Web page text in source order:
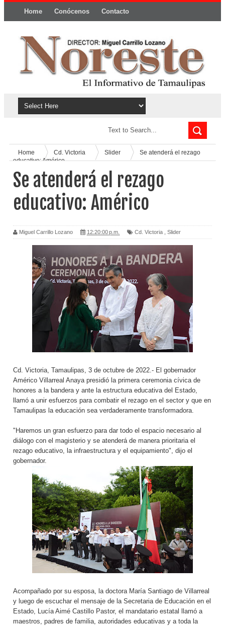
Home Conócenos Contacto
Home Cd. Victoria Slider
Se atenderá el rezago
educativo: Américo
Se atenderá el rezago
educativo: Américo
Miguel Carrillo Lozano 12:20:00 p.m. Cd. Victoria Slider
Cd. Victoria, Tamaulipas, 3 de octubre de 2022.- El gobernador
Américo Villarreal Anaya presidió la primera ceremonia cívica de
honores a la bandera y ante la estructura educativa del Estado,
llamó a unir esfuerzos para combatir el rezago en el sector y que en
Tamaulipas la educación sea verdaderamente transformadora.
"Haremos un gran esfuerzo para dar todo el espacio necesario al
diálogo con el magisterio y se atenderá de manera prioritaria el
rezago educativo, la infraestructura y el equipamiento", dijo el
gobernador.
Acompañado por su esposa, la doctora María Santiago de Villarreal
y luego de escuchar el mensaje de la Secretaria de Educación en el
Estado, Lucía Aimé Castillo Pastor, el mandatario estatal llamó a
maestros, padres de familia, autoridades educativas y a toda la